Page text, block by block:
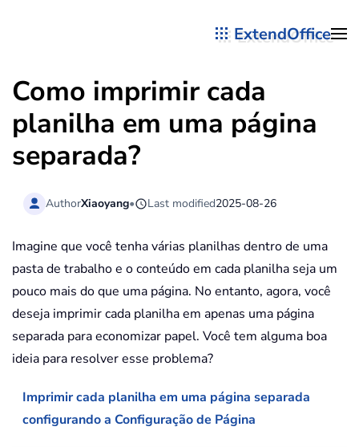
ExtendOffice
Como imprimir cada
planilha em uma página
separada?
AuthorXiaoyang• Last modified2025-08-26
Imagine que você tenha várias planilhas dentro de uma
pasta de trabalho e o conteúdo em cada planilha seja um
pouco mais do que uma página. No entanto, agora, você
deseja imprimir cada planilha em apenas uma página
separada para economizar papel. Você tem alguma boa
ideia para resolver esse problema?
Imprimir cada planilha em uma página separada
configurando a Configuração de Página